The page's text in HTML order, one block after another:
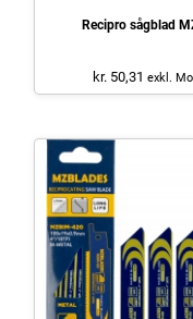
Recipro sågblad
kr. 50,31 exkl.